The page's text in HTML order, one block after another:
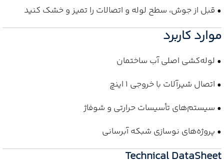
• قبل از جوش، سطح لوله و اتصالات را تمیز و خشک کنید
موارد کاربرد
• لوله‌کشی اصلی آب ساختمان
• اتصال شیرآلات با خروجی 1 اینچ
• سیستم‌های تأسیسات حرارتی و شوفاژ
• پروژه‌های نوسازی شبکه آبرسانی
Technical DataSheet